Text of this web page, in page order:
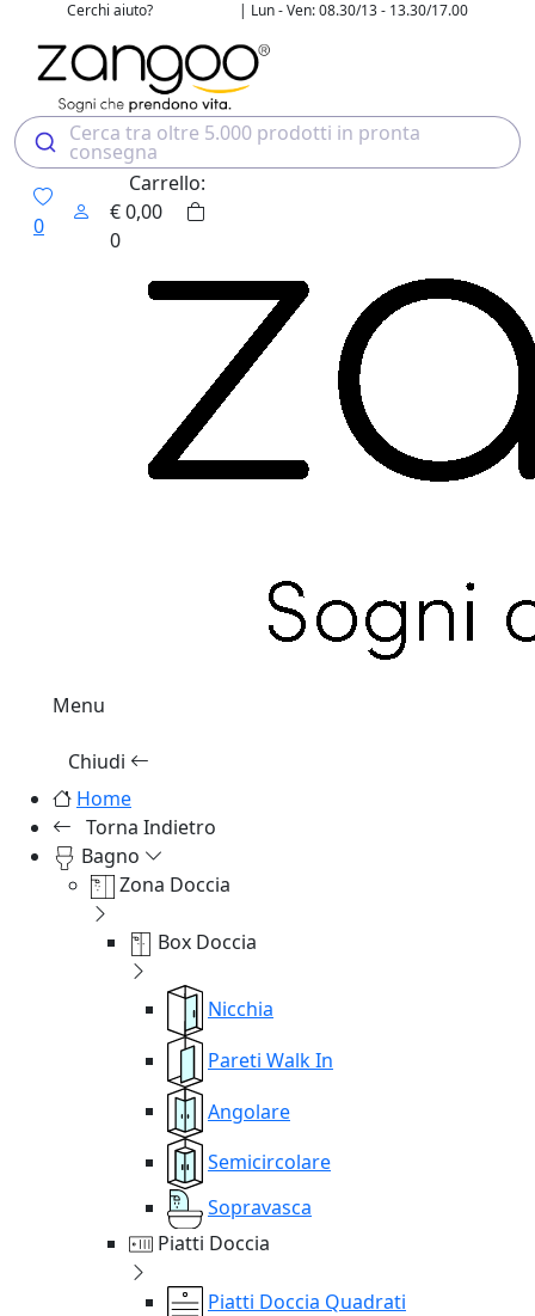
Cerchi aiuto? | Lun - Ven: 08.30/13 - 13.30/17.00
Cerca tra oltre 5.000 prodotti in pronta
consegna
0
Carrello:
€0,00
0
Menu
Chiudi
Home
Torna Indietro
Bagno
Zona Doccia
Box Doccia
Nicchia
Pareti Walk In
Angolare
Semicircolare
Sopravasca
Piatti Doccia
Piatti Doccia Quadrati